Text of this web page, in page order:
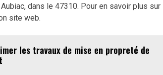
dans le 47310. Pour en savoir plus sur
site web.
les travaux de mise en propreté de